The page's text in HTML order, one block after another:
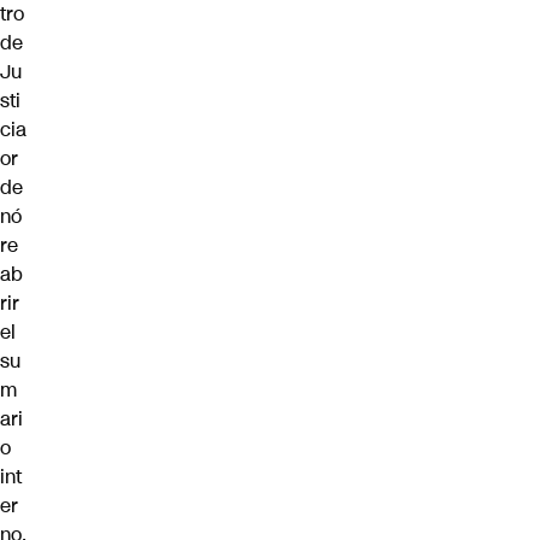
tro
de
Ju
sti
cia
or
de
nó
re
ab
rir
el
su
m
ari
o
int
er
no.